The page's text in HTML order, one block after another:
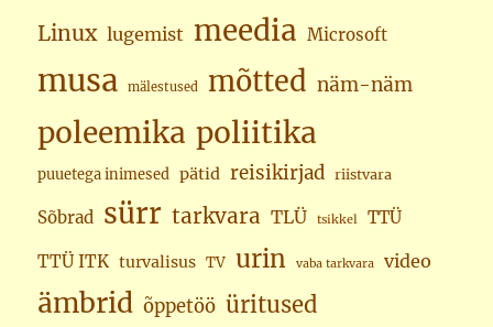
Linux lugemist meedia Microsoft
musa mälestused mõtted näm-näm
poleemika poliitika
puuetega inimesed pätid reisikirjad riistvara
Sõbrad sürr tarkvara TLÜ tsikkel TTÜ
TTÜ ITK turvalisus TV urin vaba tarkvara video
ämbrid õppetöö üritused